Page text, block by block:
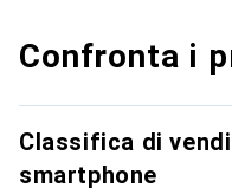
Confronta i
Classifica di
smartphone